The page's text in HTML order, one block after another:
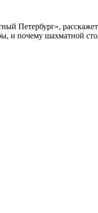
Петербург»,
и почему шахматной